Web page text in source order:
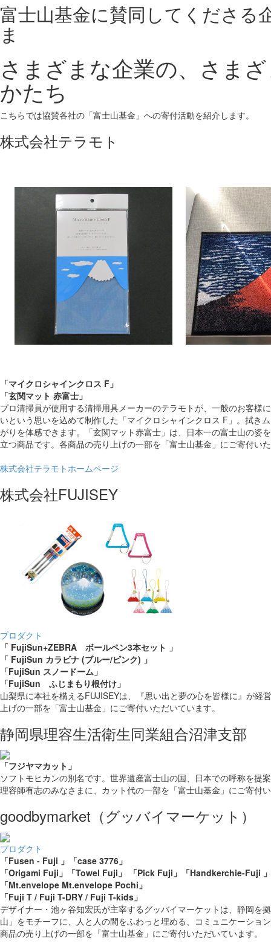
富士山基金に賛同してくださる
ま
さまざまな企業の、さま
かたち
こちらでは協賛各社の「富士山基金」への寄付活動を紹介します。
株式会社テラモト
「マイクロシャインクロス F」
「玄関マット 赤富士」
プロ清掃員が使用する清掃用具メーカーのテラモトが、一般のお客様
いという思いを込めて制作した「マイクロシャインクロス F」。拭き
がりを体感できます。「玄関マット赤富士」は、日本一の富士山の姿
立つ商品です。各商品の売り上げの一部を「富士山基金」にご寄付い
株式会社テラモトホームページ
株式会社FUJISEY
プロダクト
「 FujiSun+ZEBRA ボールペン3本セット 」
「 FujiSun カラビナ (ブルー/ピンク) 」
「FujiSun スノードーム」
「FujiSun ふじまもり根付け」
山梨県に本社を構えるFUJISEYは、『思い出と夢の心を皆様に』が経
上げの一部を「富士山基金」にご寄付いただいています。
静岡県理容生活衛生同業組合沼津支部
「フジヤマカット」
ソフトモヒカンの別名です。世界遺産富士山の国、日本での呼称を提
理容師有志のみなさまに、カット代の一部を「富士山基金」にご寄付
goodbymarket （グッバイマーケット）
プロダクト
「Fusen - Fuji 」
「case 3776」
「Origami Fuji」
「Towel Fuji」 「Pick Fuji」
「Handkerchie-Fuji 」
「Mt.envelope Mt.envelope Pochi」
「Fuji T / Fuji T-DRY / Fuji T-kids」
デザイナー・池ヶ谷知宏氏が主宰するグッバイマーケットは、静岡を
山」をモチーフに、人と人の間をふわっと埋める、コミュニケーショ
商品の売り上げの一部を「富士山基金」にご寄付いただいています。